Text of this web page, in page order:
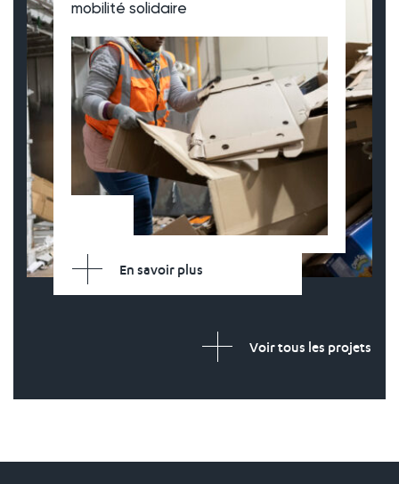
mobilité solidaire
En savoir plus
Voir tous les projets